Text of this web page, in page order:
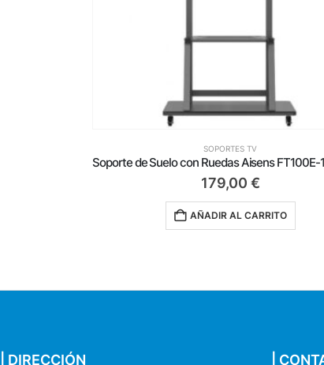
SOPORTES TV
67,99 €
AÑADIR AL CARRITO
| DIRECCIÓN |